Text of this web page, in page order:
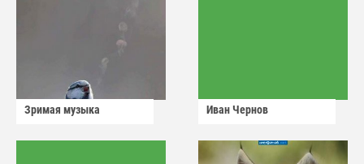
Зримая музыка Иван Чернов